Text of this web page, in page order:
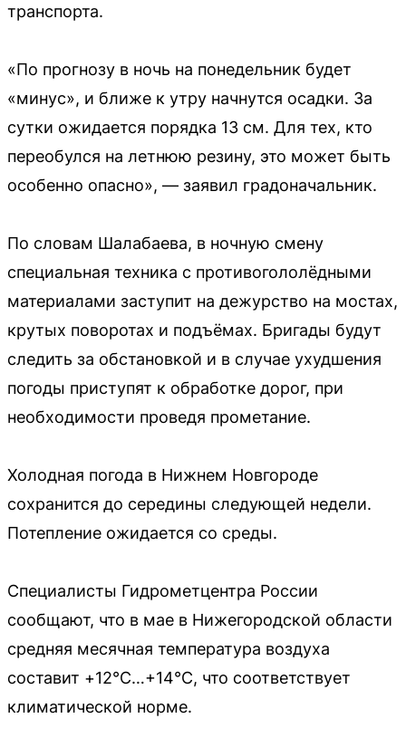
транспорта.
«По прогнозу в ночь на понедельник будет
«минус», и ближе к утру начнутся осадки. За
сутки ожидается порядка 13 см. Для тех, кто
переобулся на летнюю резину, это может быть
особенно опасно», — заявил градоначальник.
По словам Шалабаева, в ночную смену
специальная техника с противогололёдными
материалами заступит на дежурство на мостах,
крутых поворотах и подъёмах. Бригады будут
следить за обстановкой и в случае ухудшения
погоды приступят к обработке дорог, при
необходимости проведя прометание.
Холодная погода в Нижнем Новгороде
сохранится до середины следующей недели.
Потепление ожидается со среды.
Специалисты Гидрометцентра России
сообщают, что в мае в Нижегородской области
средняя месячная температура воздуха
составит +12°С…+14°С, что соответствует
климатической норме.